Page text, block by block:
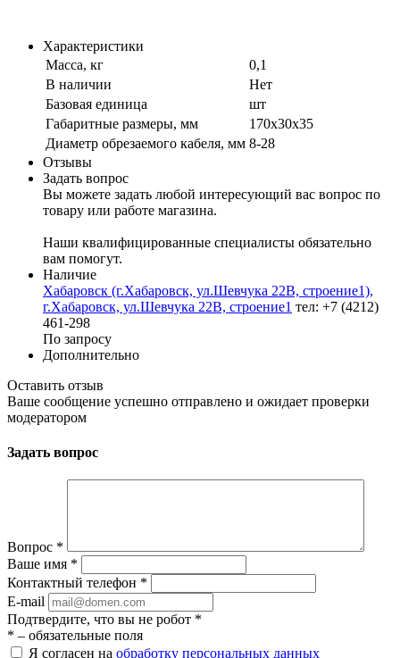
Характеристики
Масса, кг
0,1
В наличии
Нет
Базовая единица
шт
Габаритные размеры, мм
170х30х35
Диаметр обрезаемого кабеля, мм 8-28
Отзывы
Задать вопрос
Вы можете задать любой интересующий вас вопрос по
товару или работе магазина.
Наши квалифицированные специалисты обязательно
вам помогут.
Наличие
Хабаровск (г.Хабаровск, ул.Шевчука 22В, строение1),
г.Хабаровск, ул.Шевчука 22В, строение1 тел: +7 (4212)
461-298
По запросу
Дополнительно
Оставить отзыв
Ваше сообщение успешно отправлено и ожидает проверки
модератором
Задать вопрос
Вопрос *
Ваше имя *
Контактный телефон *
E-mail
Подтвердите, что вы не робот *
* – обязательные поля
Я согласен на обработку персональных данных